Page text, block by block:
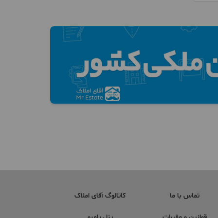
تماس با ما کاتالوگ آقای املاک